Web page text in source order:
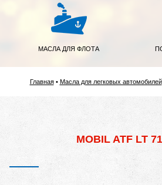
МАСЛА ДЛЯ ФЛОТА
Главная Масла для легковых автомобилей
MOBIL ATF LT